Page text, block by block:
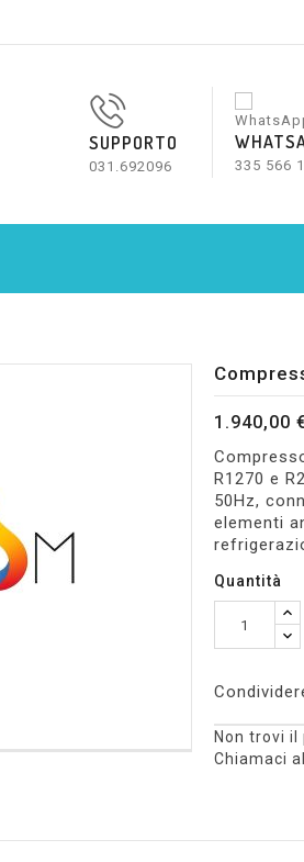
SUPPORTO
031.692096 335 566
1.940,00
R1270 e
50Hz,
elementi
Quantità
Non trovi
Chiamaci